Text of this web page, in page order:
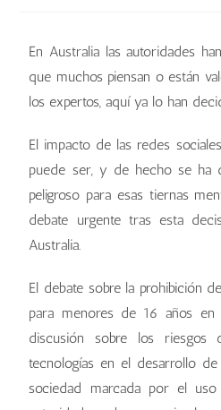
En Australia las autoridades
que muchos piensan o están
los expertos, aquí ya lo han
El impacto de las redes
puede ser, y de hecho se ha
peligroso para esas tiernas
debate urgente tras esta
Australia.
El debate sobre la prohibición
para menores de 16 años en
discusión sobre los riesgos
tecnologías en el desarrollo
sociedad marcada por el uso